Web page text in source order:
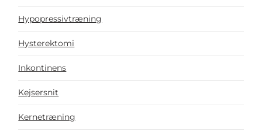
Hypopressivtræning
Hysterektomi
Inkontinens
Kejsersnit
Kernetræning